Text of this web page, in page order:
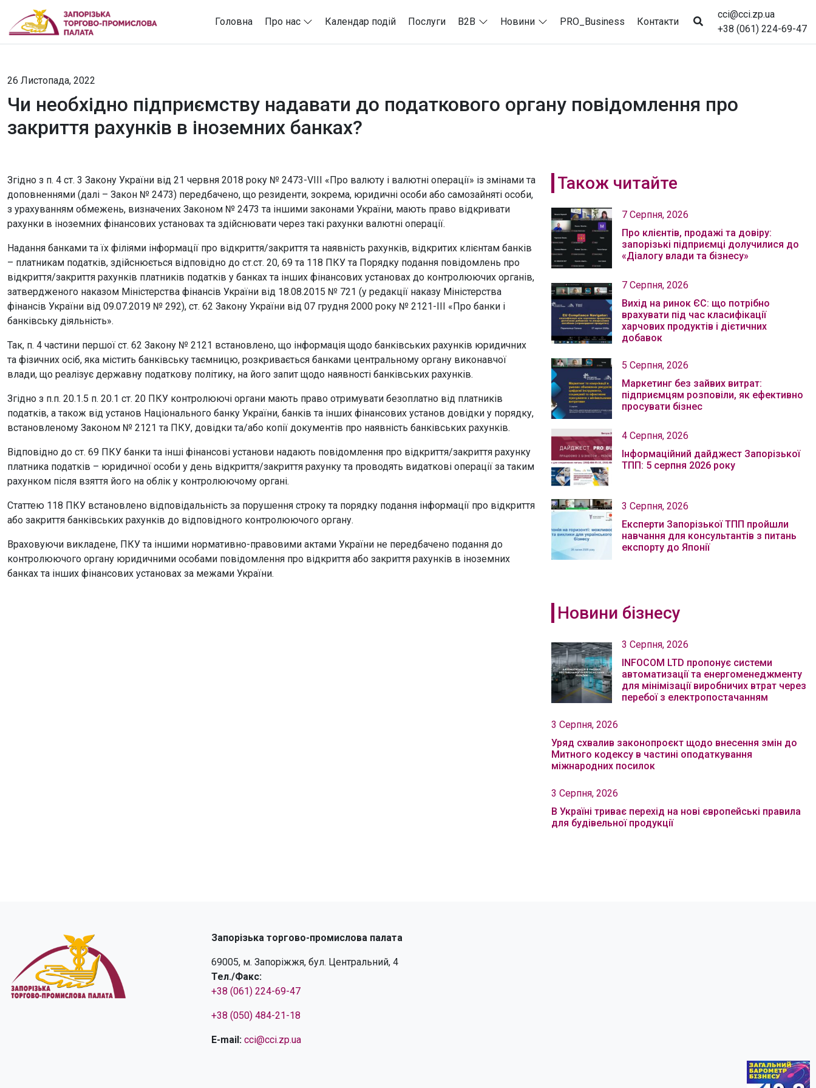
Головна Про нас Календар подій Послуги B2B Новини PRO_Business Контакти
cci@cci.zp.ua
+38 (061) 224-69-47
26 Листопада, 2022
Чи необхідно підприємству надавати до податкового органу повідомлення про
закриття рахунків в іноземних банках?
Згідно з п. 4 ст. 3 Закону України від 21 червня 2018 року № 2473-VIII «Про валюту і валютні операції» із змінами та
доповненнями (далі – Закон № 2473) передбачено, що резиденти, зокрема, юридичні особи або самозайняті особи,
з урахуванням обмежень, визначених Законом № 2473 та іншими законами України, мають право відкривати
рахунки в іноземних фінансових установах та здійснювати через такі рахунки валютні операції.
Надання банками та їх філіями інформації про відкриття/закриття та наявність рахунків, відкритих клієнтам банків
– платникам податків, здійснюється відповідно до ст.ст. 20, 69 та 118 ПКУ та Порядку подання повідомлень про
відкриття/закриття рахунків платників податків у банках та інших фінансових установах до контролюючих органів,
затвердженого наказом Міністерства фінансів України від 18.08.2015 № 721 (у редакції наказу Міністерства
фінансів України від 09.07.2019 № 292), ст. 62 Закону України від 07 грудня 2000 року № 2121-ІІI «Про банки і
банківську діяльність».
Так, п. 4 частини першої ст. 62 Закону № 2121 встановлено, що інформація щодо банківських рахунків юридичних
та фізичних осіб, яка містить банківську таємницю, розкривається банками центральному органу виконавчої
влади, що реалізує державну податкову політику, на його запит щодо наявності банківських рахунків.
Згідно з п.п. 20.1.5 п. 20.1 ст. 20 ПКУ контролюючі органи мають право отримувати безоплатно від платників
податків, а також від установ Національного банку України, банків та інших фінансових установ довідки у порядку,
встановленому Законом № 2121 та ПКУ, довідки та/або копії документів про наявність банківських рахунків.
Відповідно до ст. 69 ПКУ банки та інші фінансові установи надають повідомлення про відкриття/закриття рахунку
платника податків – юридичної особи у день відкриття/закриття рахунку та проводять видаткові операції за таким
рахунком після взяття його на облік у контролюючому органі.
Статтею 118 ПКУ встановлено відповідальність за порушення строку та порядку подання інформації про відкриття
або закриття банківських рахунків до відповідного контролюючого органу.
Враховуючи викладене, ПКУ та іншими нормативно-правовими актами України не передбачено подання до
контролюючого органу юридичними особами повідомлення про відкриття або закриття рахунків в іноземних
банках та інших фінансових установах за межами України.
Також читайте
7 Серпня, 2026
Про клієнтів, продажі та довіру:
запорізькі підприємці долучилися до
«Діалогу влади та бізнесу»
7 Серпня, 2026
Вихід на ринок ЄС: що потрібно
врахувати під час класифікації
харчових продуктів і дієтичних
добавок
5 Серпня, 2026
Маркетинг без зайвих витрат:
підприємцям розповіли, як ефективно
просувати бізнес
4 Серпня, 2026
Інформаційний дайджест Запорізької
ТПП: 5 серпня 2026 року
3 Серпня, 2026
Експерти Запорізької ТПП пройшли
навчання для консультантів з питань
експорту до Японії
Новини бізнесу
3 Серпня, 2026
INFOCOM LTD пропонує системи
автоматизації та енергоменеджменту
для мінімізації виробничих втрат через
перебої з електропостачанням
3 Серпня, 2026
Уряд схвалив законопроєкт щодо внесення змін до
Митного кодексу в частині оподаткування
міжнародних посилок
3 Серпня, 2026
В Україні триває перехід на нові європейські правила
для будівельної продукції
Запорізька торгово-промислова палата
69005, м. Запоріжжя, бул. Центральний, 4
Тел./Факс:
+38 (061) 224-69-47
+38 (050) 484-21-18
E-mail: cci@cci.zp.ua